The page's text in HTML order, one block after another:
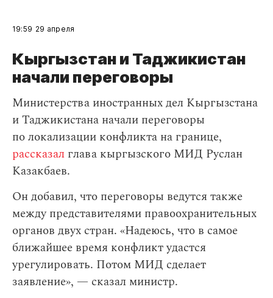
19:59 29 апреля
Кыргызстан и Таджикистан
начали переговоры
Министерства иностранных дел Кыргызстана
и Таджикистана начали переговоры
по локализации конфликта на границе,
рассказал глава кыргызского МИД Руслан
Казакбаев.
Он добавил, что переговоры ведутся также
между представителями правоохранительных
органов двух стран. «Надеюсь, что в самое
ближайшее время конфликт удастся
урегулировать. Потом МИД сделает
заявление», — сказал министр.